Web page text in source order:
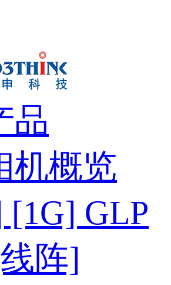
品
机概览
GLP
阵]